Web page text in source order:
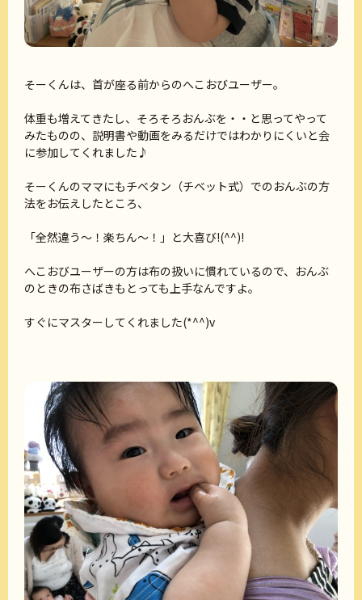
そーくんは、首が座る前からのへこおびユーザー。
体重も増えてきたし、そろそろおんぶを・・と思ってやって
みたものの、説明書や動画をみるだけではわかりにくいと会
に参加してくれました♪
そーくんのママにもチベタン（チベット式）でのおんぶの方
法をお伝えしたところ、
「全然違う～！楽ちん～！」と大喜び!(^^)!
へこおびユーザーの方は布の扱いに慣れているので、おんぶ
のときの布さばきもとっても上手なんですよ。
すぐにマスターしてくれました(*^^)v